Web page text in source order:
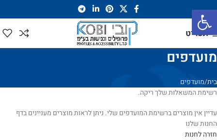
פתח סרגל נגישות
תפריט
מועדפים
בית מועדפים
רשימת המשאלות שלך ריקה.
עדיין אין מוצרים ברשימת המועדפים שלי. ניתן לראות מוצרים מעניינים בדף
החנות שלנו
חזרה לחנות